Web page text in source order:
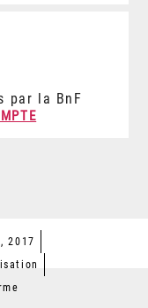
par la BnF
2017